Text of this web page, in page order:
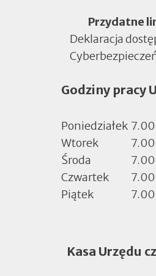
MenuPrzydatne
Deklaracja
Godziny pracy
Poniedziałek
Wtorek
Środa
Czwartek
Piątek
Kasa Urzędu